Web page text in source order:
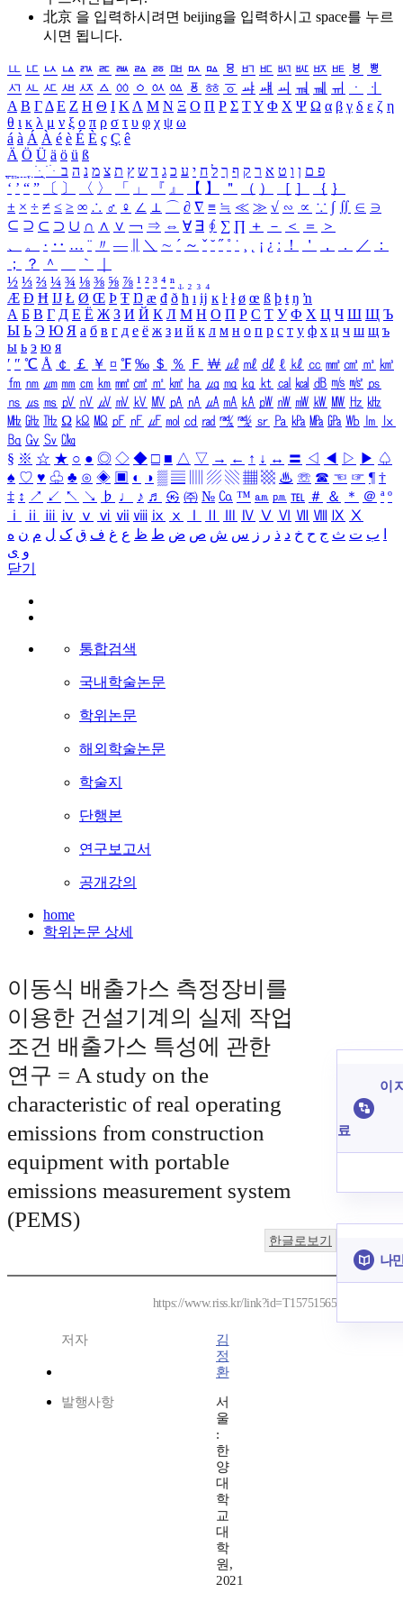
北京 을 입력하시려면 beijing을 입력하시고 space를 누르
시면 됩니다.
ㅥ ㅦ ㅧ ㅨ ㅩ ㅪ ㅫ ㅬ ㅭ ㅮ ㅯ ㅰ ㅱ ㅲ ㅳ ㅴ ㅵ ㅶ ㅷ ㅸ
ㅹ
ㅺ ㅻ ㅼ ㅽ ㅾ ㅿ ㆀ ㆁ ㆂ ㆃ ㆄ ㆅ ㆆ ㆇ ㆈ ㆉ ㆊ ㆋ ㆌ ㆍ
ㆎ
Α Β ΓΔ Ε Ζ Η Θ Ι ΚΛ Μ Ν Ξ Ο Π Ρ Σ ΤΥ Φ Χ Ψ Ω α β γ δ ε ζ η
θ ι κ λ μ ν ξ ο π ρ σ τ υ φ χ ψ ω
á à Á À é è É È ç Ç ê
Ä Ö Ü ä ö ü ß
ִֶֹ ֻּ ׁׂ פ ם ן ו ט א ר ק ף ך ל ח י ע כ ג ד ש ץ ת צ מ נ ה ב
‘ ’ “ ” 〔 〕 〈 〉 「 」 『 』 【 】 ＂ （ ） ［ ］ ｛ ｝
± × ÷ ≠ ≤ ≥ ∞ ∴ ♂ ♀ ∠ ⊥ ⌒ ∂ ∇ ≡ ≒ ≪ ≫ √ ∽ ∝ ∵ ∫ ∬ ∈ ∋
⊆ ⊇ ⊂ ⊃ ∪ ∩ ∧ ∨ ￢ ⇒ ⇔ ∀ ∃ ∮ ∑ ∏ ＋ － ＜ ＝
＞
、
。 · ‥ … ¨ 〃 ― ＼ ∼ ´ ～ ˇ ˘ ˝ ˚ ˙ ¸ ¡ ¿ ː ！ ＇ ， ． ／
：
；
？ ＾ ｀
½ ⅓ ⅔ ¼ ¾ ⅛ ⅜ ⅝ ⅞ ¹ ² ³ ⁴ ⁿ ₁ ₂ ₃ ₄
Æ Ð Ħ Ĳ Ł Ø Œ Þ Ŧ Ŋ æ đ ð ħ ı ĳ ĸ ŀ ł ø œ ß þ ŧ ŋ ŉ
А Б В Г Д Е Ё Ж З И Й К Л М Н О П Р С Т У Ф Х Ц Ч Ш Щ Ъ
Ы Ь Э Ю Я а б в г д е ё ж з и й к л м н о п р с т у ф х ц ч ш щ ъ
ы ь э ю я
′ ″ ℃ Å ￠ ￡ ￥ ¤ ℉ ‰ ＄ ％ Ｆ ￦ ㎕ ㎖ ㎗ ℓ ㎘ ㏄ ㎣ ㎤ ㎥ ㎦
㎙ ㎚ ㎛ ㎜ ㎝ ㎞ ㎟ ㎠ ㎡ ㎢ ㏊ ㎍ ㎎ ㎏ ㏏ ㎈ ㎉ ㏈ ㎧ ㎨ ㎰
㎱ ㎲ ㎳ ㎴ ㎵ ㎶ ㎷ ㎸ ㎹ ㎀ ㎁ ㎂ ㎃ ㎄ ㎺ ㎻ ㎽ ㎾ ㎿ ㎐ ㎑
㎒ ㎓ ㎔ Ω ㏀ ㏁ ㎊ ㎋ ㎌ ㏖ ㏅ ㎭ ㎮ ㎯ ㏛ ㎩ ㎪ ㎫ ㎬ ㏝ ㏐
㏓
㏃ ㏉ ㏜ ㏆
§ ※ ☆ ★ ○ ● ◎ ◇ ◆ □ ■ △ ▽ → ← ↑ ↓ ↔ 〓 ◁ ◀ ▷ ▶ ♤
♠ ♡ ♥ ♧ ♣ ⊙ ◈ ▣ ◐ ◑ ▒ ▤ ▨ ▧ ▦ ▩ ♨ ☏ ☎ ☜ ☞ ¶ †
‡ ↕ ↗ ↙ ↖ ↘ ♭ ♩ ♪ ♬ ㉿ ㈜ № ㏇ ™ ㏂ ㏘ ℡ ＃ ＆ ＊ ＠ ª º
ⅰ
ⅱ ⅲ ⅳ ⅴ ⅵ ⅶ ⅷ ⅸ ⅹ Ⅳ Ⅴ Ⅵ Ⅶ Ⅷ Ⅸ Ⅹ
ب ت ث ج ح خ د ذ ر ز س ش ص ض ط ظ ع غ ف ق ک ل م ن ه
و ی
닫기
통합검색
국내학술논문
학위논문
해외학술논문
학술지
단행본
연구보고서
공개강의
home
학위논문 상세
이동식 배출가스 측정장비를
이용한 건설기계의 실제 작업
조건 배출가스 특성에 관한
연구 = A study on the
characteristic of real operating
emissions from construction
equipment with portable
emissions measurement system
(PEMS)
한글로보기
https://www.riss.kr/link?id=T15751565
저자
김
정
환
발행사항
서
울
:
한
양
대
학
교
대
학
원,
2021
이
료
나